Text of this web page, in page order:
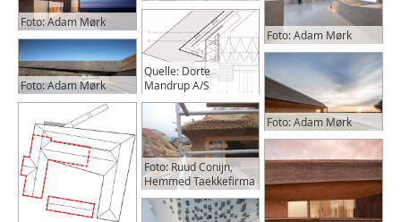
Foto: Adam Mørk
Foto: Adam Mørk
Quelle: Dorte
Mandrup A/S
Foto: Ruud Conijn,
Hemmed Taekkefirma
Foto: Adam Mørk
Foto: Adam Mørk